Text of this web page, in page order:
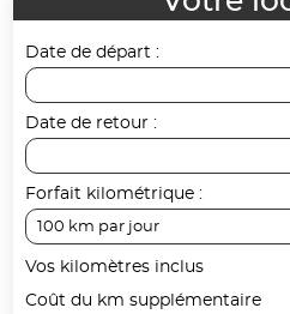
Date de départ :
Date de retour :
Forfait kilométrique :
Vos kilomètres inclus
Coût du km supplémentaire